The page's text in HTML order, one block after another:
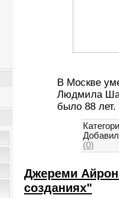
В Москве
Людмила
было 88 лет.
(0)
Джереми
созданиях"